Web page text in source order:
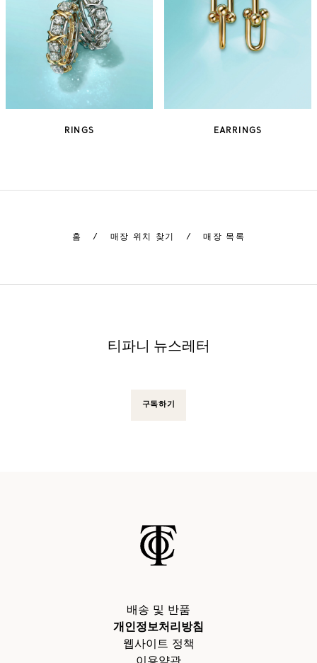
RINGS EARRINGS
홈 / 매장 위치 찾기 / 매장 목록
티파니 뉴스레터
구독하기
배송 및 반품
개인정보처리방침
웹사이트 정책